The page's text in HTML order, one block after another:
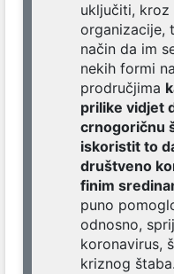
uključiti,
organizacije,
način da im
nekih formi
prodručjima
prilike vidjet
crnogoričnu
iskoristit to
društveno
finim
puno
odnosno,
koronavirus,
kriznog štaba.